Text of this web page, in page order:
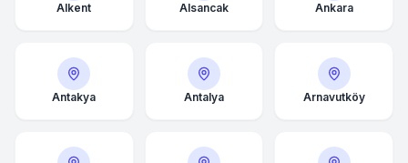
Alkent Alsancak Ankara
Antakya Antalya Arnavutköy